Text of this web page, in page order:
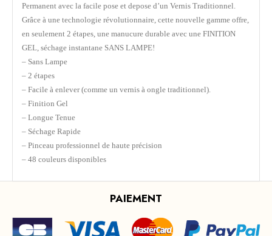
Permanent avec la facile pose et depose d’un Vernis Traditionnel.
Grâce à une technologie révolutionnaire, cette nouvelle gamme offre,
en seulement 2 étapes, une manucure durable avec une FINITION
GEL, séchage instantane SANS LAMPE!
– Sans Lampe
– 2 étapes
– Facile à enlever (comme un vernis à ongle traditionnel).
– Finition Gel
– Longue Tenue
– Séchage Rapide
– Pinceau professionnel de haute précision
– 48 couleurs disponibles
PAIEMENT